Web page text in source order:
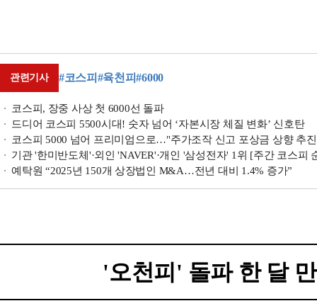
관련기사 #코스피 #육천피#6000
코스피, 장중 사상 첫 6000선 돌파
드디어 코스피 5500시대! 숫자 넘어 ‘자본시장 체질 변화’ 신호탄
코스피 5000 넘어 프리미엄으로…"주가조작 신고 포상금 상향 추
기관 '한미반도체'·외인 'NAVER'·개인 '삼성전자' 1위 [주간 코스피
예탁원 “2025년 150개 상장법인 M&A…전년 대비 1.4% 증가”
'오천피' 돌파 한 달